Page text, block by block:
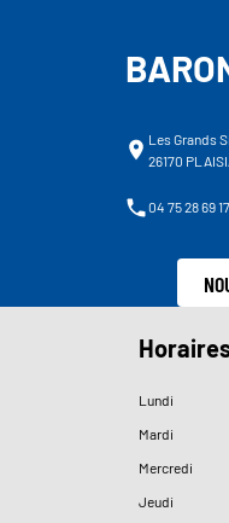
Les Grands
26170
04 75 28 69 17
Lundi
Mardi
Mercredi
Jeudi